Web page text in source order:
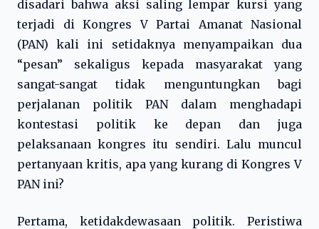
disadari bahwa aksi saling lempar kursi yang
terjadi di Kongres V Partai Amanat Nasional
(PAN) kali ini setidaknya menyampaikan dua
“pesan” sekaligus kepada masyarakat yang
sangat-sangat tidak menguntungkan bagi
perjalanan politik PAN dalam menghadapi
kontestasi politik ke depan dan juga
pelaksanaan kongres itu sendiri. Lalu muncul
pertanyaan kritis, apa yang kurang di Kongres V
PAN ini?
Pertama, ketidakdewasaan politik. Peristiwa